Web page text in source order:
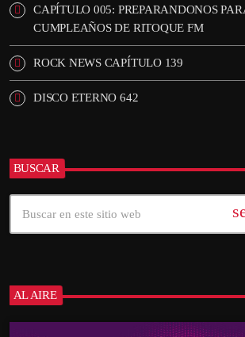
CAPÍTULO 005: PREPARANDONOS
CUMPLEAÑOS DE RITOQUE FM
ROCK NEWS CAPÍTULO 139
DISCO ETERNO 642
BUSCAR
AL AIRE